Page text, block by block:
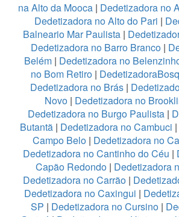
na Alto da Mooca | Dedetizadora no
Dedetizadora no Alto do Pari |
Balneario Mar Paulista|
Dedetizadora no Barro Branco |
Belém| Dedetizadora no
no Bom Retiro |
Dedetizadora no Brás |
Novo| Dedetizadora no
Dedetizadora no Burgo Paulista|
Butantã| Dedetizadora no Cambuci |
Campo Belo | Dedetizadora no
Dedetizadora no Cantinho do Céu |
Capão Redondo| Dedetizadora
Dedetizadora no Carrão|
Dedetizadora no Caxingui |
SP | Dedetizadora no Cursino |